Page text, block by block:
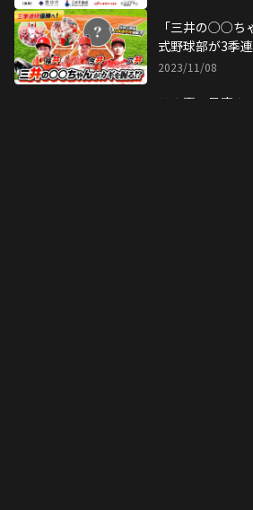
「三井の○○ち
式野球部が3季
2023/11/08
この夏、最高